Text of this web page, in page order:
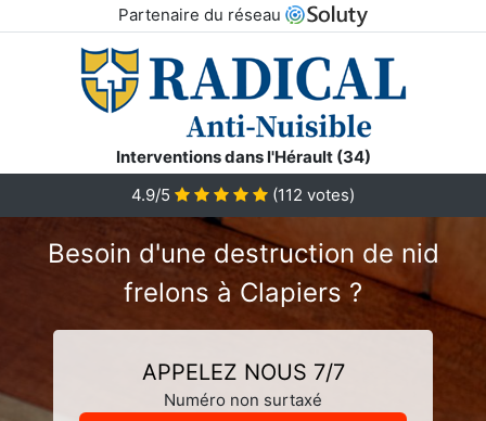
Partenaire du réseau
Interventions dans l'Hérault (34)
4.9/5 (112 votes)
Besoin d'une destruction de nid
frelons à Clapiers ?
APPELEZ NOUS 7/7
Numéro non surtaxé